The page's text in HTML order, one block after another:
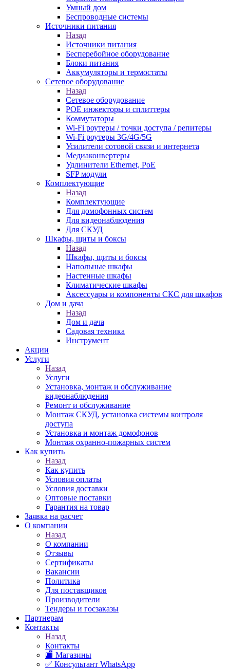
Умный дом
Беспроводные системы
Источники питания
Назад
Источники питания
Бесперебойное оборудование
Блоки питания
Аккумуляторы и термостаты
Сетевое оборудование
Назад
Сетевое оборудование
POE инжекторы и сплиттеры
Коммутаторы
Wi-Fi роутеры / точки доступа / репитеры
Wi-Fi роутеры 3G/4G/5G
Усилители сотовой связи и интернета
Медиаконвертеры
Удлинители Ethernet, PoE
SFP модули
Комплектующие
Назад
Комплектующие
Для домофонных систем
Для видеонаблюдения
Для СКУД
Шкафы, щиты и боксы
Назад
Шкафы, щиты и боксы
Напольные шкафы
Настенные шкафы
Климатические шкафы
Аксессуары и компоненты СКС для шкафов
Дом и дача
Назад
Дом и дача
Садовая техника
Инструмент
Акции
Услуги
Назад
Услуги
Установка, монтаж и обслуживание
видеонаблюдения
Ремонт и обслуживание
Монтаж СКУД, установка системы контроля
доступа
Установка и монтаж домофонов
Монтаж охранно-пожарных систем
Как купить
Назад
Как купить
Условия оплаты
Условия доставки
Оптовые поставки
Гарантия на товар
Заявка на расчет
О компании
Назад
О компании
Отзывы
Сертификаты
Вакансии
Политика
Для поставщиков
Производители
Тендеры и госзаказы
Партнерам
Контакты
Назад
Контакты
🏬 Магазины
✅️ Консультант WhatsApp